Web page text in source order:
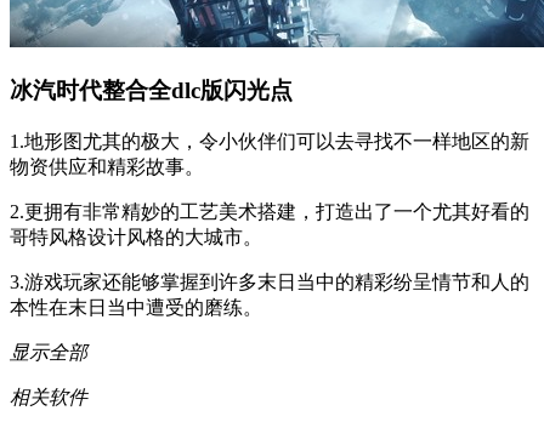
冰汽时代整合全dlc版闪光点
1.地形图尤其的极大，令小伙伴们可以去寻找不一样地区的新
物资供应和精彩故事。
2.更拥有非常精妙的工艺美术搭建，打造出了一个尤其好看的
哥特风格设计风格的大城市。
3.游戏玩家还能够掌握到许多末日当中的精彩纷呈情节和人的
本性在末日当中遭受的磨练。
显示全部
相关软件